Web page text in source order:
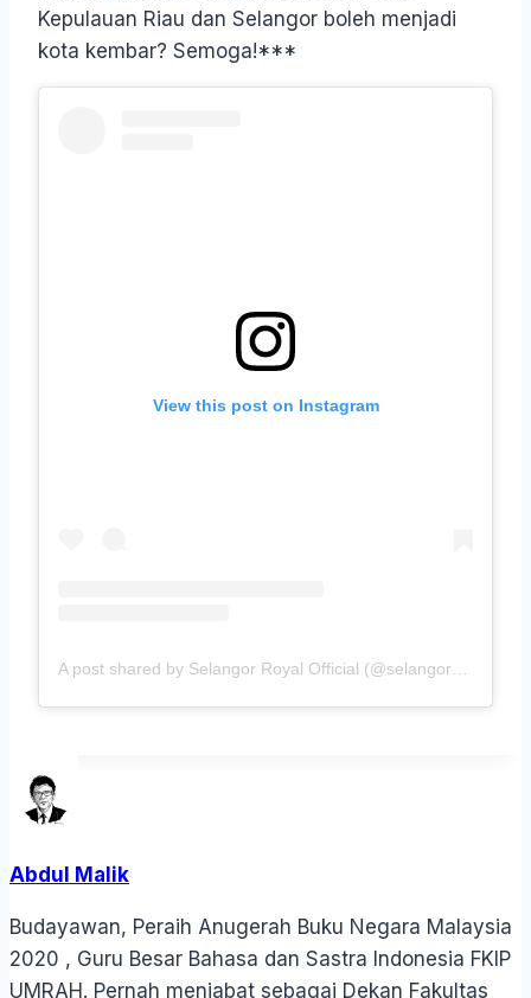
Kepulauan Riau dan Selangor boleh menjadi
kota kembar? Semoga!***
View this post on Instagram
Abdul Malik
Budayawan, Peraih Anugerah Buku Negara Malaysia
2020 , Guru Besar Bahasa dan Sastra Indonesia FKIP
UMRAH. Pernah menjabat sebagai Dekan Fakultas